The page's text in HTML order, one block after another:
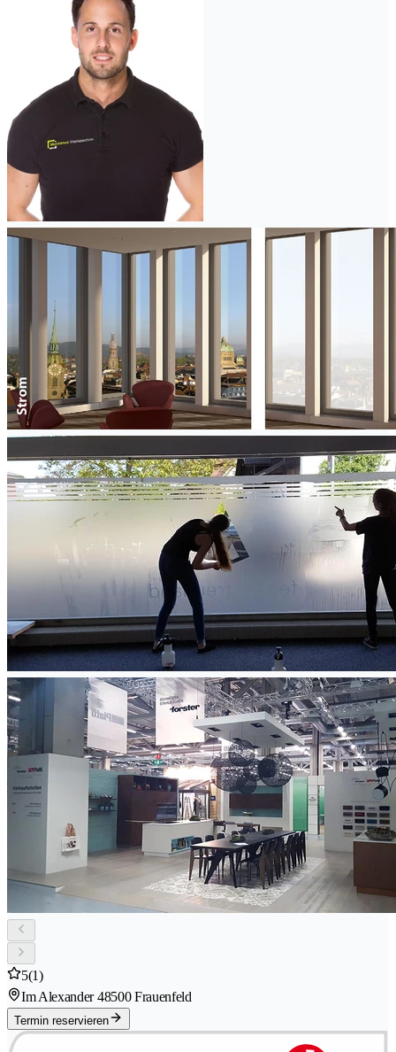
5(1)
Im Alexander 48500 Frauenfeld
Termin reservieren